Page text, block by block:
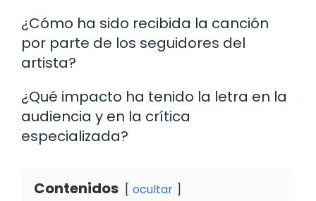
¿Cómo ha sido recibida la canción
por parte de los seguidores del
artista?
¿Qué impacto ha tenido la letra en la
audiencia y en la crítica
especializada?
Contenidos ocultar